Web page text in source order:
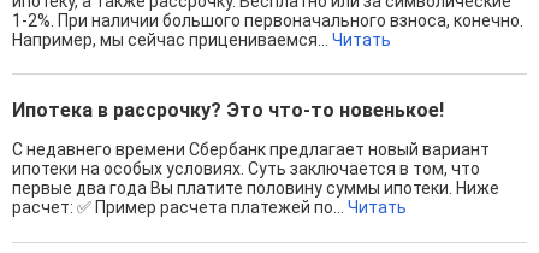
1-2%. При наличии большого первоначального взноса, конечно.
Например, мы сейчас прицениваемся... Читать
Ипотека в рассрочку? Это что-то новенькое!
С недавнего времени Сбербанк предлагает новый вариант
ипотеки на особых условиях. Суть заключается в том, что
первые два года Вы платите половину суммы ипотеки. Ниже
расчет: ✅ Пример расчета платежей по... Читать